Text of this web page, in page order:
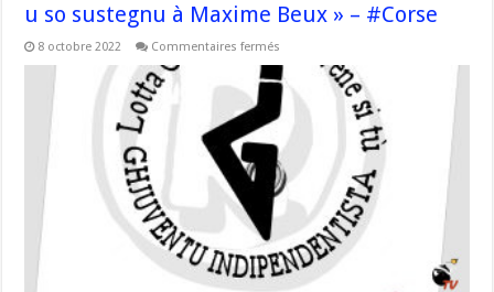
u so sustegnu à Maxime Beux » – #Corse
8 octobre 2022 Commentaires fermés
Ghjuventù
independentista
vulia
purtà
so
sustegnu
à
Maxime
Beux »
–
#Corse